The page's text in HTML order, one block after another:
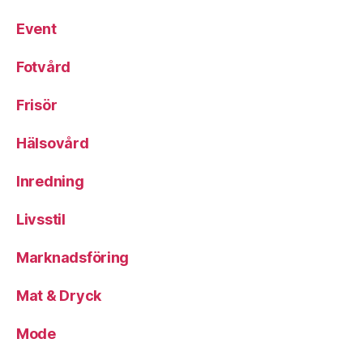
Event
Fotvård
Frisör
Hälsovård
Inredning
Livsstil
Marknadsföring
Mat & Dryck
Mode